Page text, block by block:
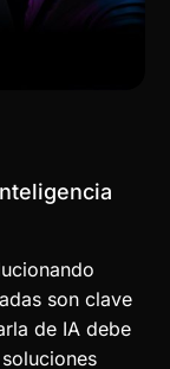
son clave
de IA debe